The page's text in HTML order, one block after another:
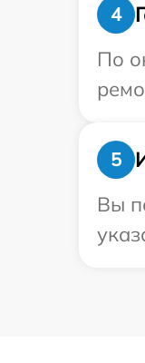
4
По
5
Вы